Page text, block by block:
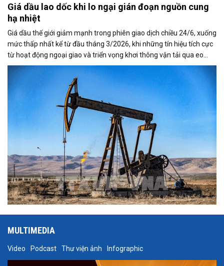
Giá dầu lao dốc khi lo ngại gián đoạn nguồn cung
hạ nhiệt
Giá dầu thế giới giảm mạnh trong phiên giao dịch chiều 24/6, xuống
mức thấp nhất kể từ đầu tháng 3/2026, khi những tín hiệu tích cực
từ hoạt động ngoại giao và triển vọng khơi thông vận tải qua eo
biển Hormuz làm dịu bớt lo ngại về nguy cơ gián đoạn nguồn cung
toàn cầu.
MULTIMEDIA
Video Podcast Thư viện ảnh Infographic